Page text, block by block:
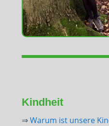
Kindheit
⇒Warum ist unsere